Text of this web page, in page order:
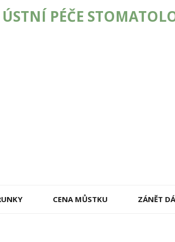
ÚSTNÍ PÉČE
CENA MŮSTKU ZÁNĚT